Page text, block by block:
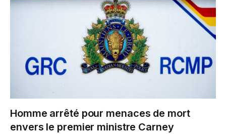
Homme arrêté pour menaces de mort
envers le premier ministre Carney